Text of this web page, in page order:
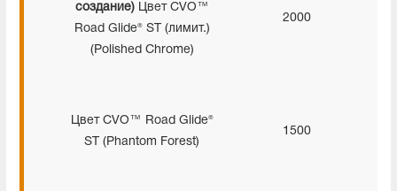
создание)Цвет CVO™
Road Glide® ST (лимит.)
(Polished Chrome)
2000
Цвет CVO™ Road Glide®
ST (Phantom Forest)
1500